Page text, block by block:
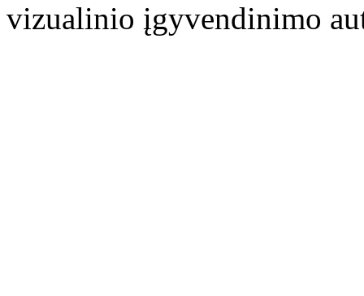
vizualinio įgyvendinimo